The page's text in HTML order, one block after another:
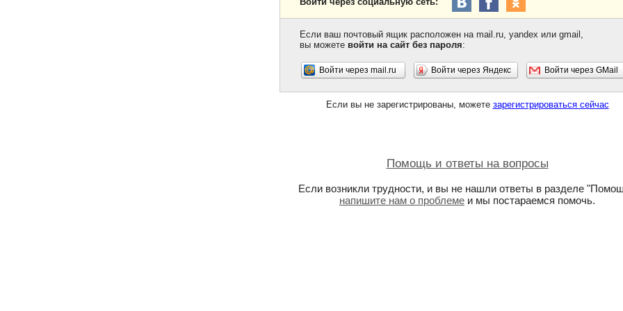
Если ваш почтовый ящик расположен на mail.ru, yandex или gmail,
вы можете войти на сайт без пароля:
Войти через mail.ru Войти через Яндекс Войти через GMail
Если вы не зарегистрированы, можете зарегистрироваться сейчас
Помощь и ответы на вопросы
Если возникли трудности, и вы не нашли ответы в разделе
напишите нам о проблеме и мы постараемся помочь.